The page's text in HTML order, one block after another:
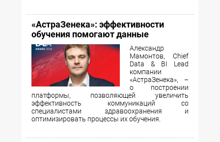
«АстраЗенека»: эффективности
обучения помогают данные
Александр
Мамонтов, Chief
Data & BI Lead
компании
«АстраЗенека», –
о построении
платформы, позволяющей увеличить
эффективность коммуникаций со
специалистами здравоохранения и
оптимизировать процессы их обучения.